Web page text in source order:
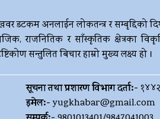
डटकम अनलाईन लोकतन्त्र र सम्बृद्दिको
राजनितिक र साँस्कृतिक क्षेत्रका
सन्तुलित बिचार हाम्रो मुख्य लक्ष्य हो ।
सूचना तथा प्रशारण विभाग दर्ता:-
इमेल:- yugkhabar@gmail.com